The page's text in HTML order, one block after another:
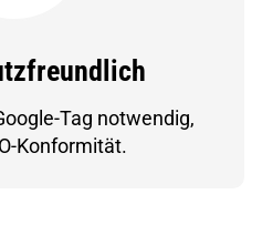
Tag notwendig,
Konformität.